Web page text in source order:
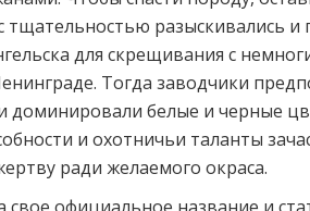
тщательностью разыскивались и
для скрещивания с
Тогда заводчики
доминировали белые и черные
и охотничьи таланты
ради желаемого окраса.